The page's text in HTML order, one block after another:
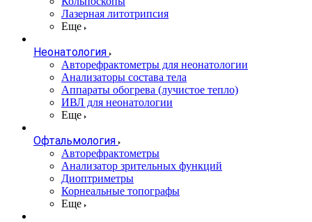
Лазерная литотрипсия
Еще
Неонатология
Авторефрактометры для неонатологии
Анализаторы состава тела
Аппараты обогрева (лучистое тепло)
ИВЛ для неонатологии
Еще
Офтальмология
Авторефрактометры
Анализатор зрительных функций
Диоптриметры
Корнеальные топографы
Еще